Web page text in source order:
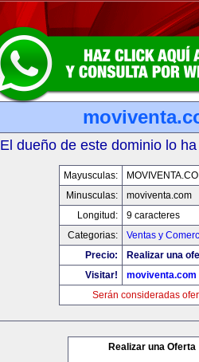
El dueño de este dominio lo
Mayusculas:
Minusculas:
moviventa.com
Longitud:
9 caracteres
Categorias:
Ventas y
Precio:
Realizar una
Visitar!
moviventa.com
Serán consideradas
Realizar una Oferta